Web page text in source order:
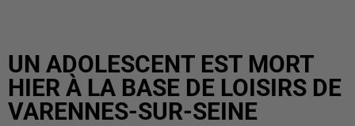
UN ADOLESCENT EST MORT
HIER À LA BASE DE LOISIRS DE
VARENNES-SUR-SEINE